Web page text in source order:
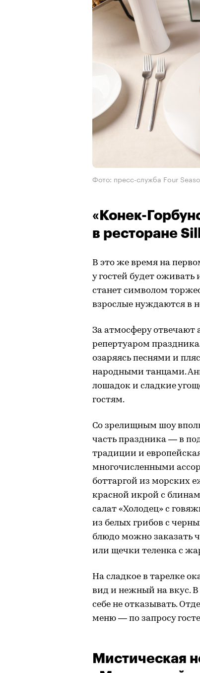
Фото: пресс-служба Four
«Конек-
в ресторане
В это же время на
у гостей будет
станет символом
взрослые нуждаются в
За атмосферу отвечают
репертуаром
озаряясь песнями и
народными танцами.
лошадок и сладкие
гостям.
Со зрелищным шоу
часть праздника — в
традиции и
многочисленными
боттаргой из морских
красной икрой с
салат «Холодец» с
из белых грибов с
блюдо можно заказать
или щечки теленка с
На сладкое в тарелке
вид и нежный на вкус.
себе не отказывать.
меню — по запросу
Мистическая